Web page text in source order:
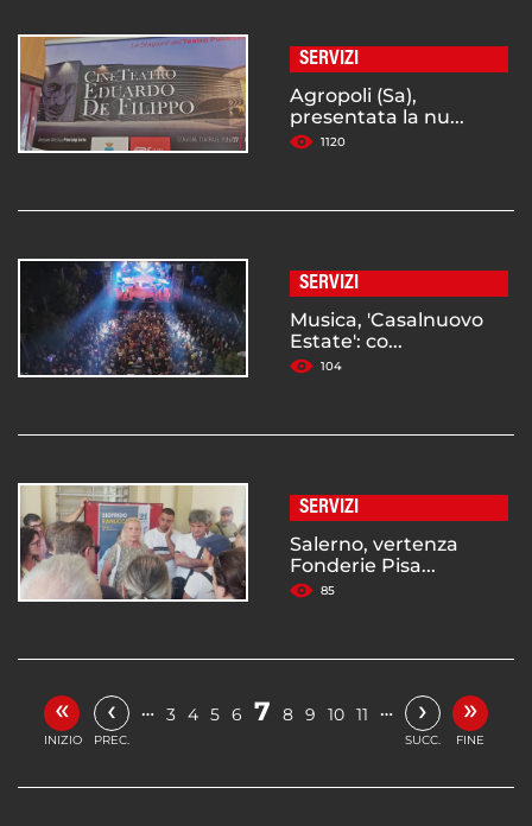
SERVIZI
Agropoli (Sa),
presentata la nu...
1120
SERVIZI
Musica, 'Casalnuovo
Estate': co...
104
SERVIZI
Salerno, vertenza
Fonderie Pisa...
85
«
INIZIO
‹
PREC.
… 3 4 5 6 7 8 9 10 11 … ›
SUCC.
»
FINE